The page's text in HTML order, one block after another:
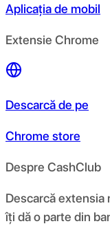
Aplicația de mobil
Extensie Chrome
Descarcă de pe
Chrome store
Despre CashClub
Descarcă
îți dă o parte din